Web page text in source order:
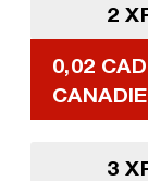
2
0,02
3